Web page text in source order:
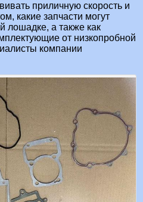
приличную скорость и
какие запчасти могут
лошадке, а также как
от низкопробной
компании